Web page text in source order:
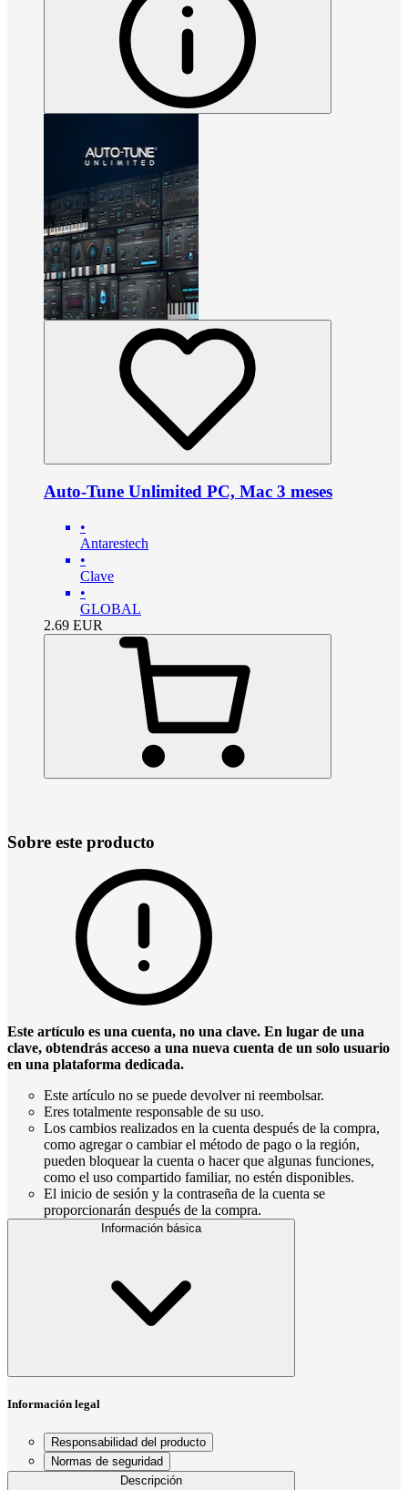
Auto-Tune Unlimited PC, Mac 3 meses
•
Antarestech
•
Clave
•
GLOBAL
2.69 EUR
Sobre este producto
Este artículo es una cuenta, no una clave. En lugar de una
clave, obtendrás acceso a una nueva cuenta de un solo usuario
en una plataforma dedicada.
Este artículo no se puede devolver ni reembolsar.
Eres totalmente responsable de su uso.
Los cambios realizados en la cuenta después de la compra,
como agregar o cambiar el método de pago o la región,
pueden bloquear la cuenta o hacer que algunas funciones,
como el uso compartido familiar, no estén disponibles.
El inicio de sesión y la contraseña de la cuenta se
proporcionarán después de la compra.
Información básica
Información legal
Responsabilidad del producto
Normas de seguridad
Descripción